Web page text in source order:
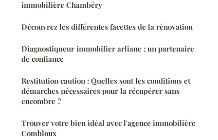
immobilière Chambéry
Découvrez les différentes facettes de la rénovation
Diagnostiqueur immobilier arliane : un partenaire
de confiance
Restitution caution : Quelles sont les conditions et
démarches nécessaires pour la récupérer sans
encombre ?
Trouver votre bien idéal avec l'agence immobilière
Combloux